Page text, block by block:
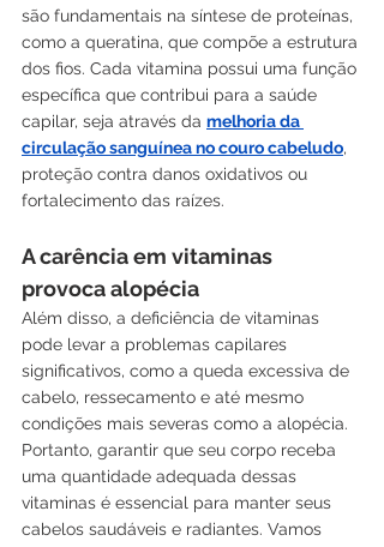
são fundamentais na síntese de proteínas,
como a queratina, que compõe a estrutura
dos fios. Cada vitamina possui uma função
específica que contribui para a saúde
capilar, seja através da melhoria da
circulação sanguínea no couro cabeludo,
proteção contra danos oxidativos ou
fortalecimento das raízes.
A carência em vitaminas
provoca alopécia
Além disso, a deficiência de vitaminas
pode levar a problemas capilares
significativos, como a queda excessiva de
cabelo, ressecamento e até mesmo
condições mais severas como a alopécia.
Portanto, garantir que seu corpo receba
uma quantidade adequada dessas
vitaminas é essencial para manter seus
cabelos saudáveis e radiantes. Vamos